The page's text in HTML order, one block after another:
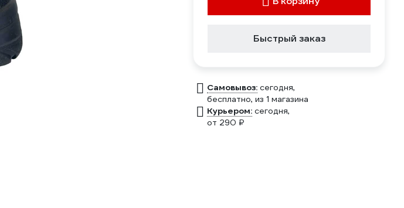
Быстрый заказ
Самовывоз: сегодня,
бесплатно, из 1 магазина
Курьером: сегодня,
от 290 ₽